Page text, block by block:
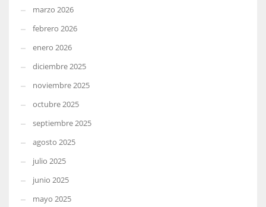
marzo 2026
febrero 2026
enero 2026
diciembre 2025
noviembre 2025
octubre 2025
septiembre 2025
agosto 2025
julio 2025
junio 2025
mayo 2025